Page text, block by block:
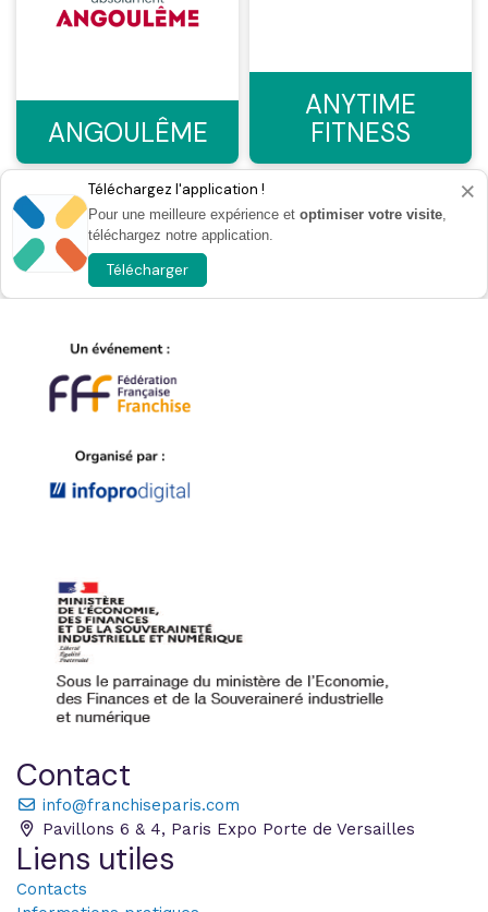
Contact
info@franchiseparis.com
Pavillons 6 & 4, Paris Expo Porte de Versailles
Liens utiles
Contacts